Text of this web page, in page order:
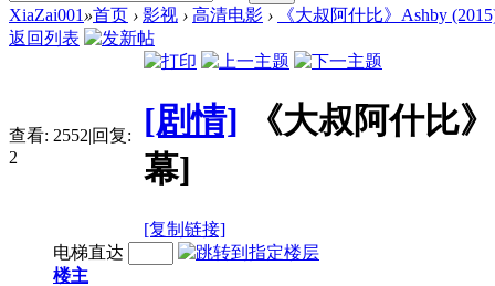
XiaZai001 »首页 › 影视 › 高清电影 ›
《大叔阿什比》Ashby
返回列表
查看: 2552|回复:
2
[剧情]
《大叔阿什比
幕]
[复制链接]
电梯直达
楼主